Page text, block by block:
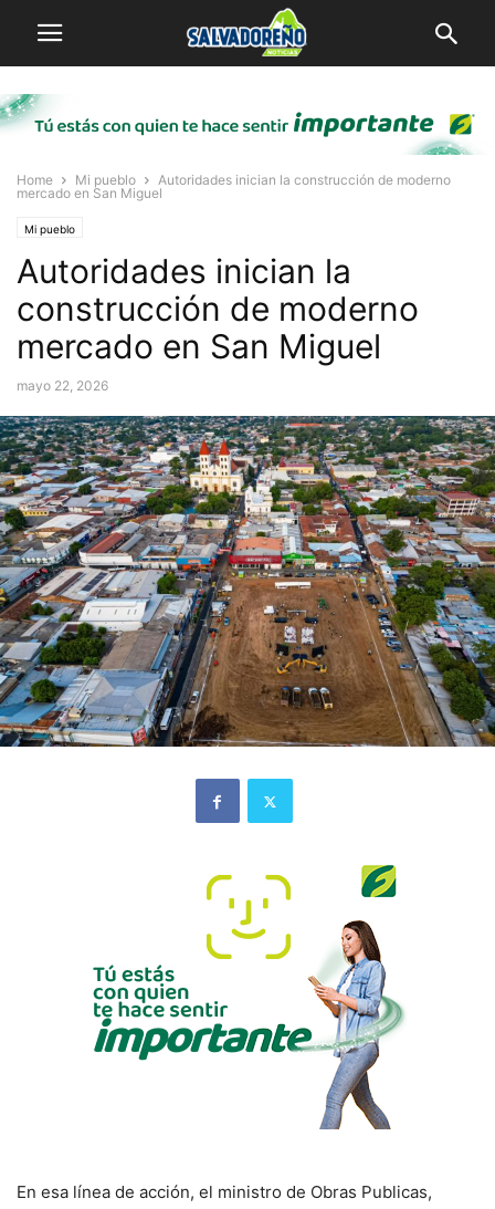
Home Mi pueblo
Autoridades inician la construcción de moderno
mercado en San Miguel
Mi pueblo
Autoridades inician la
construcción de moderno
mercado en San Miguel
mayo 22, 2026
En esa línea de acción, el ministro de Obras Publicas,